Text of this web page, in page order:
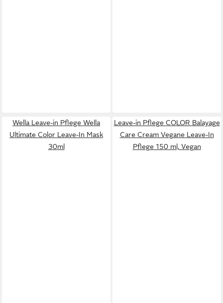
Wella Leave-in Pflege Wella
Ultimate Color Leave-In Mask
30ml
Leave-in Pflege COLOR Balayage
Care Cream Vegane Leave-In
Pflege 150 ml, Vegan